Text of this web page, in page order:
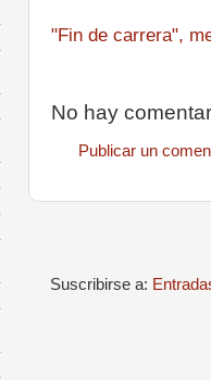
"Fin de carrera",
No hay
Publicar un
Suscribirse a: